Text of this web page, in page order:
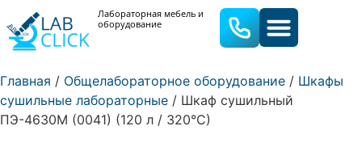
Лабораторная мебель и
оборудование
Главная / Общелабораторное оборудование / Шкафы
сушильные лабораторные / Шкаф сушильный
ПЭ-4630М (0041) (120 л / 320°С)